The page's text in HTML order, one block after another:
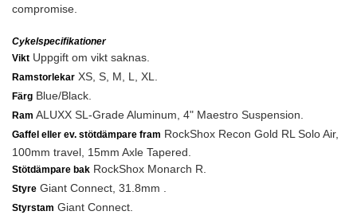
compromise.
Cykelspecifikationer
Vikt Uppgift om vikt saknas.
Ramstorlekar XS, S, M, L, XL.
Färg Blue/Black.
Ram ALUXX SL-Grade Aluminum, 4" Maestro Suspension.
Gaffel eller ev. stötdämpare fram RockShox Recon Gold RL Solo Air,
100mm travel, 15mm Axle Tapered.
Stötdämpare bak RockShox Monarch R.
Styre Giant Connect, 31.8mm .
Styrstam Giant Connect.